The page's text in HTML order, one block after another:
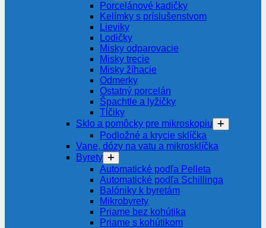
Porcelánové kadičky
Kelímky s príslušenstvom
Lieviky
Lodičky
Misky odparovacie
Misky trecie
Misky žíhacie
Odmerky
Ostatný porcelán
Špachtle a lyžičky
Tĺčiky
Sklo a pomôcky pre mikroskopiu
Podložné a krycie sklíčka
Vane, dózy na vatu a mikrosklíčka
Byrety
Automatické podľa Pelleta
Automatické podľa Schillinga
Balóniky k byretám
Mikrobyrety
Priame bez kohútika
Priame s kohútikom